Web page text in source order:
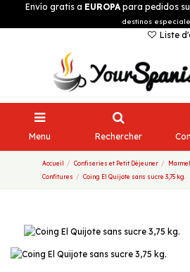
Envío gratis a EUROPApara pedidos
destinos
Liste
Menu Rechercher
Accueil Confiseries et Petit Déjeuner
Confitures
Coing El Quijote sans sucre 3,75 kg.